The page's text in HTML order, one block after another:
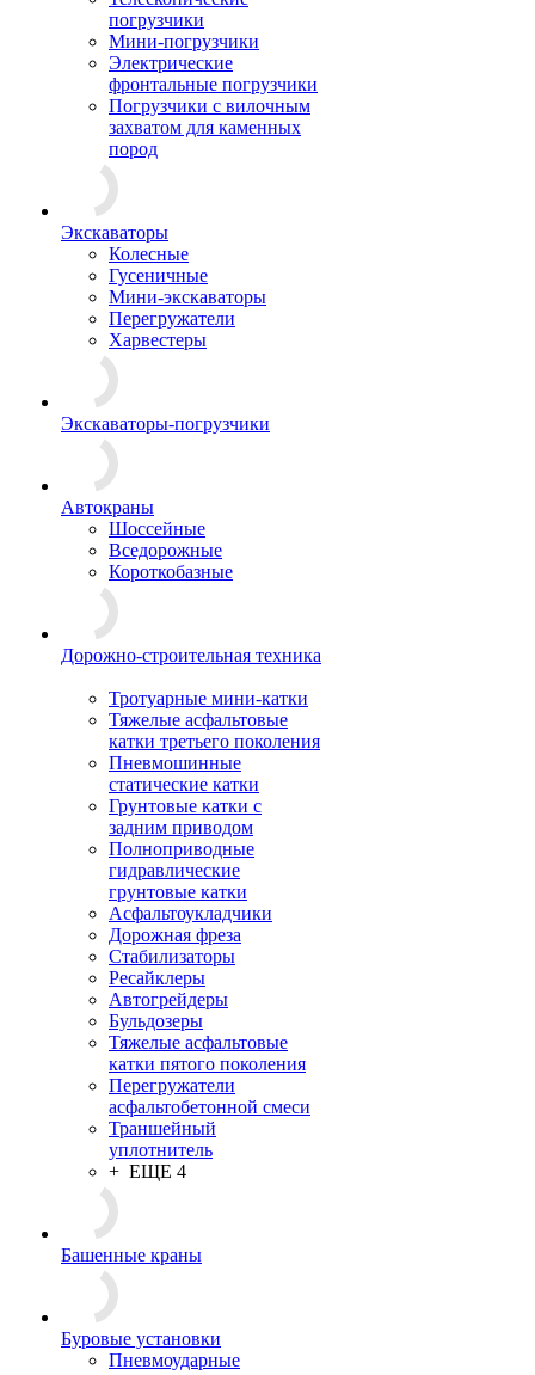
погрузчики
Мини-погрузчики
Электрические
фронтальные погрузчики
Погрузчики с вилочным
захватом для каменных
пород
Экскаваторы
Колесные
Гусеничные
Мини-экскаваторы
Перегружатели
Харвестеры
Экскаваторы-погрузчики
Автокраны
Шоссейные
Вседорожные
Короткобазные
Дорожно-строительная техника
Тротуарные мини-катки
Тяжелые асфальтовые
катки третьего поколения
Пневмошинные
статические катки
Грунтовые катки с
задним приводом
Полноприводные
гидравлические
грунтовые катки
Асфальтоукладчики
Дорожная фреза
Стабилизаторы
Ресайклеры
Автогрейдеры
Бульдозеры
Тяжелые асфальтовые
катки пятого поколения
Перегружатели
асфальтобетонной смеси
Траншейный
уплотнитель
+ ЕЩЕ 4
Башенные краны
Буровые установки
Пневмоударные